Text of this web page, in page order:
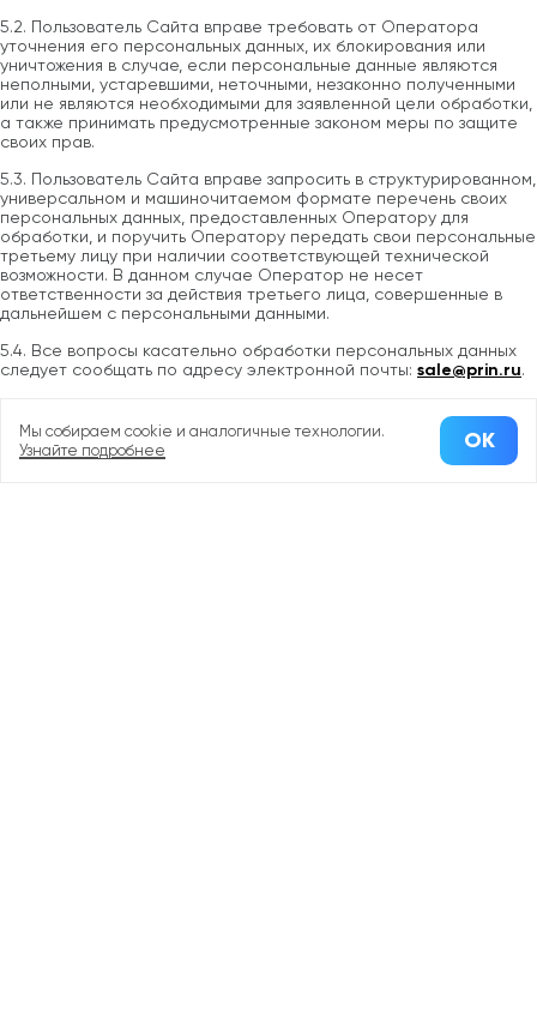
5.2. Пользователь Сайта вправе требовать от Оператора
уточнения его персональных данных, их блокирования или
уничтожения в случае, если персональные данные являются
неполными, устаревшими, неточными, незаконно полученными
или не являются необходимыми для заявленной цели обработки,
а также принимать предусмотренные законом меры по защите
своих прав.
5.3. Пользователь Сайта вправе запросить в структурированном,
универсальном и машиночитаемом формате перечень своих
персональных данных, предоставленных Оператору для
обработки, и поручить Оператору передать свои персональные
третьему лицу при наличии соответствующей технической
возможности. В данном случае Оператор не несет
ответственности за действия третьего лица, совершенные в
дальнейшем с персональными данными.
5.4. Все вопросы касательно обработки персональных данных
следует сообщать по адресу электронной почты: sale@prin.ru.
6. Ответственность
Мы собираем cookie и аналогичные технологии.
Узнайте подробнее
ОК